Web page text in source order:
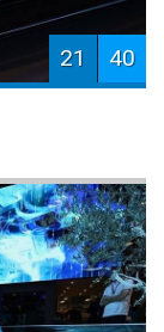
21 40